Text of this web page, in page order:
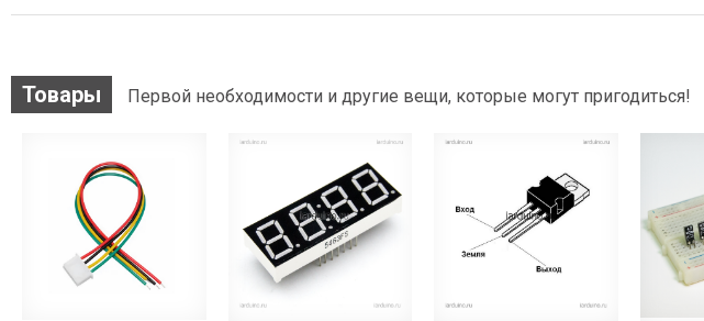
Товары Первой необходимости и другие вещи, которые могут пригодиться!